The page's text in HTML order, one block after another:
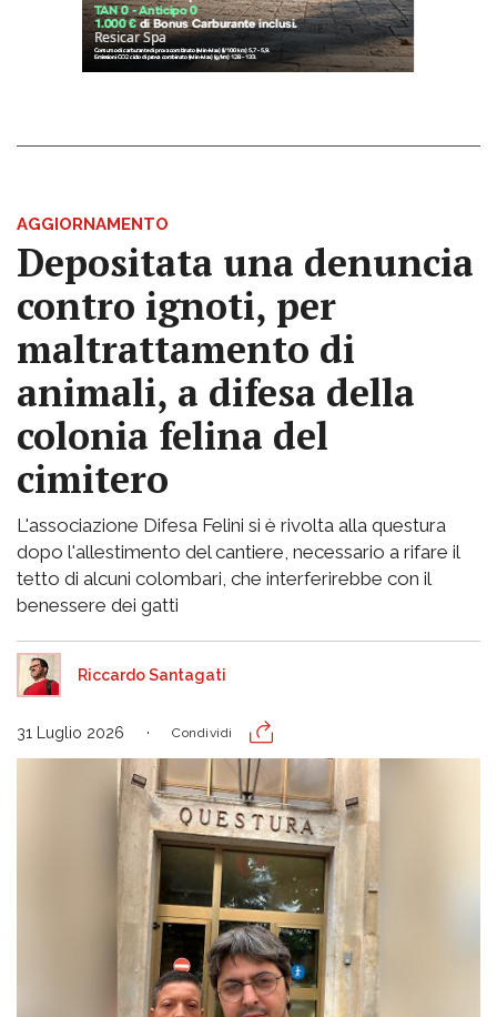
AGGIORNAMENTO
Depositata una denuncia
contro ignoti, per
maltrattamento di
animali, a difesa della
colonia felina del
cimitero
L'associazione Difesa Felini si è rivolta alla questura
dopo l'allestimento del cantiere, necessario a rifare il
tetto di alcuni colombari, che interferirebbe con il
benessere dei gatti
Riccardo Santagati
31 Luglio 2026 Condividi